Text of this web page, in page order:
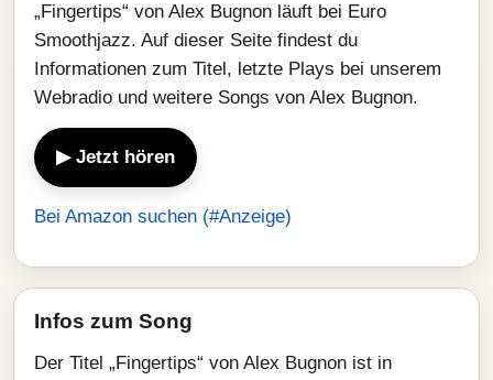
„Fingertips“ von Alex Bugnon läuft bei Euro
Smoothjazz. Auf dieser Seite findest du
Informationen zum Titel, letzte Plays bei unserem
Webradio und weitere Songs von Alex Bugnon.
▶ Jetzt hören
Bei Amazon suchen (#Anzeige)
Infos zum Song
Der Titel „Fingertips“ von Alex Bugnon ist in